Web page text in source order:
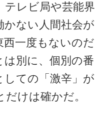
テレビ局や芸能界
かない人間社会が
一度もないのだ
別に、個別の番
ての「激辛」が
けは確かだ。